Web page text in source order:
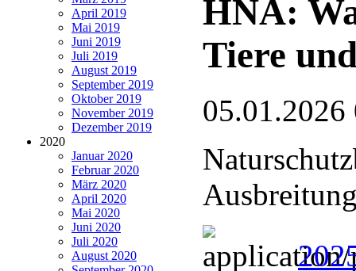
April 2019
Mai 2019
Juni 2019
Juli 2019
August 2019
September 2019
Oktober 2019
November 2019
Dezember 2019
2020
Januar 2020
Februar 2020
März 2020
April 2020
Mai 2020
Juni 2020
Juli 2020
August 2020
HNA:
Tiere
05.01.2026